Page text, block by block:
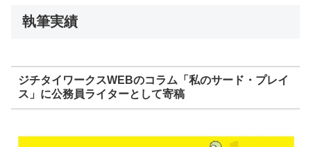
執筆実績
ジチタイワークスWEBのコラム「私のサード・プレイ
ス」に公務員ライターとして寄稿